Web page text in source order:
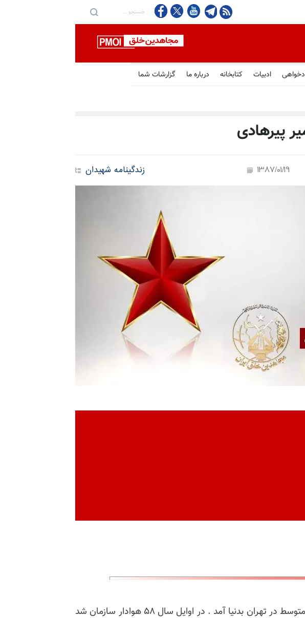
امنیت تنگه هرمز تأکید کردند؛ نزدیک شدن تهران و عمان به
ادبیات کتابخانه درباره ما گزارشات شما
پیرهادی
زندگینامه شهیدان 1387/01/19
امير در سال ۱۳۴۰ در يك خانواده متوسط در تهران بدنيا آمد . در اوايل سال ۵۸ هوادار سازمان شد